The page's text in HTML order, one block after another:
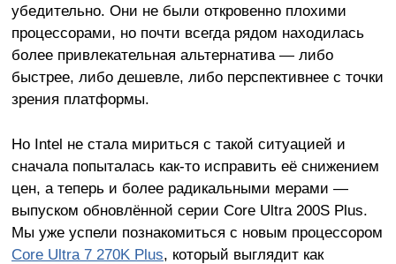
убедительно. Они не были откровенно плохими
процессорами, но почти всегда рядом находилась
более привлекательная альтернатива — либо
быстрее, либо дешевле, либо перспективнее с точки
зрения платформы.
Но Intel не стала мириться с такой ситуацией и
сначала попыталась как-то исправить её снижением
цен, а теперь и более радикальными мерами —
выпуском обновлённой серии Core Ultra 200S Plus.
Мы уже успели познакомиться с новым процессором
Core Ultra 7 270K Plus, который выглядит как